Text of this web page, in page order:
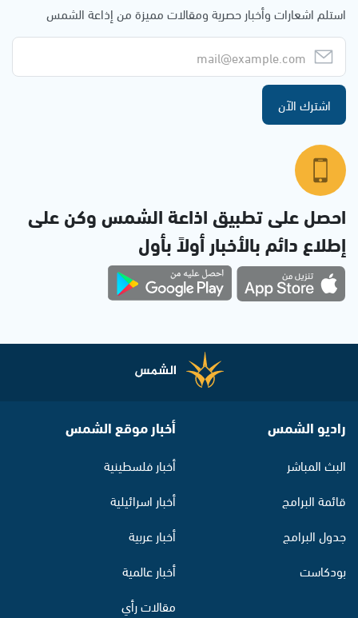
استلم اشعارات وأخبار حصرية ومقالات مميزة من إذاعة الشمس
اشترك الآن
احصل على تطبيق اذاعة الشمس وكن على
إطلاع دائم بالأخبار أولاً بأول
راديو الشمس
البث المباشر
قائمة البرامج
جدول البرامج
بودكاست
أخبار موقع الشمس
أخبار فلسطينية
أخبار اسرائيلية
أخبار عربية
أخبار عالمية
مقالات رأي